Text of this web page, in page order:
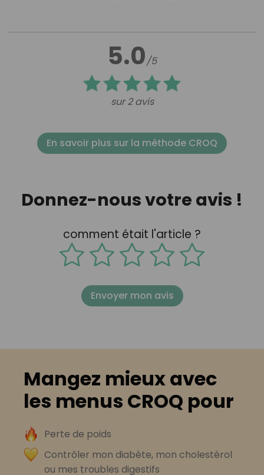
5.0/5
sur 2 avis
En savoir plus sur la méthode CROQ
Donnez-nous votre avis !
comment était l'article ?
Envoyer mon avis
Mangez mieux avec
les menus CROQ pour
Perte de poids
Contrôler mon diabète, mon cholestérol
ou mes troubles digestifs